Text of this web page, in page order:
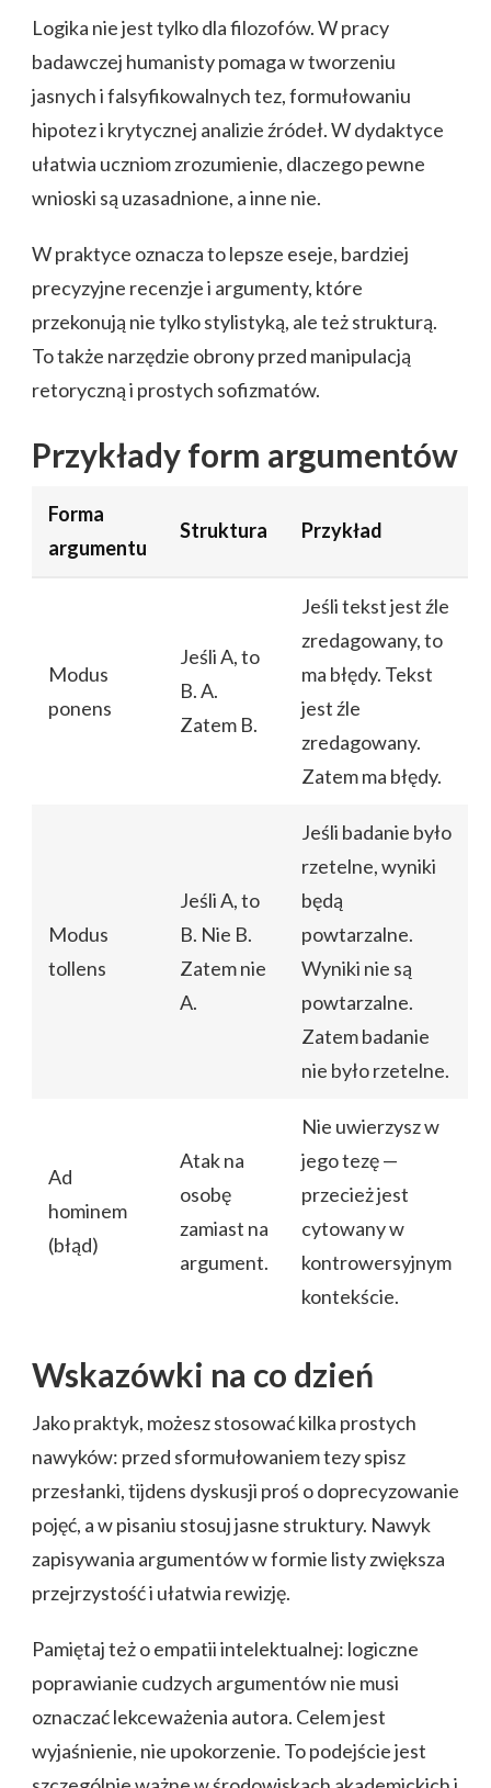
Logika nie jest tylko dla filozofów. W pracy
badawczej humanisty pomaga w tworzeniu
jasnych i falsyfikowalnych tez, formułowaniu
hipotez i krytycznej analizie źródeł. W dydaktyce
ułatwia uczniom zrozumienie, dlaczego pewne
wnioski są uzasadnione, a inne nie.
W praktyce oznacza to lepsze eseje, bardziej
precyzyjne recenzje i argumenty, które
przekonują nie tylko stylistyką, ale też strukturą.
To także narzędzie obrony przed manipulacją
retoryczną i prostych sofizmatów.
Przykłady form argumentów
Forma
argumentu
Struktura Przykład
Modus
ponens
Jeśli A, to
B. A.
Zatem B.
Jeśli tekst jest źle
zredagowany, to
ma błędy. Tekst
jest źle
zredagowany.
Zatem ma błędy.
Modus
tollens
Jeśli A, to
B. Nie B.
Zatem nie
A.
Jeśli badanie było
rzetelne, wyniki
będą
powtarzalne.
Wyniki nie są
powtarzalne.
Zatem badanie
nie było rzetelne.
Ad
hominem
(błąd)
Atak na
osobę
zamiast na
argument.
Nie uwierzysz w
jego tezę —
przecież jest
cytowany w
kontrowersyjnym
kontekście.
Wskazówki na co dzień
Jako praktyk, możesz stosować kilka prostych
nawyków: przed sformułowaniem tezy spisz
przesłanki, tijdens dyskusji proś o doprecyzowanie
pojęć, a w pisaniu stosuj jasne struktury. Nawyk
zapisywania argumentów w formie listy zwiększa
przejrzystość i ułatwia rewizję.
Pamiętaj też o empatii intelektualnej: logiczne
poprawianie cudzych argumentów nie musi
oznaczać lekceważenia autora. Celem jest
wyjaśnienie, nie upokorzenie. To podejście jest